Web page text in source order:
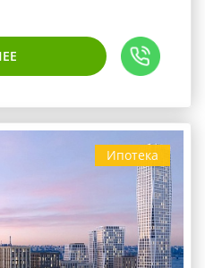
Ипотека